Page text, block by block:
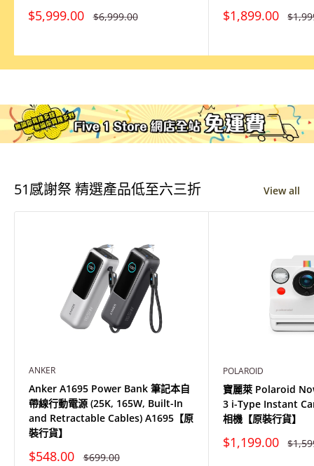
特
$5,999.00 原
$6,999.00 特
$1,899.00 原
51感謝祭 精選產品低至六三折 View all
ANKER
Anker A1695 Power Bank 筆記本自
帶線行動電源 (25K, 165W, Built-In
and Retractable Cables) A1695【原
裝行貨】
特
$548.00 原
$699.00
POLAROID
寶麗萊 Polaroid
3 i-Type Instant
相機【原裝行貨】
特
$1,199.00 原